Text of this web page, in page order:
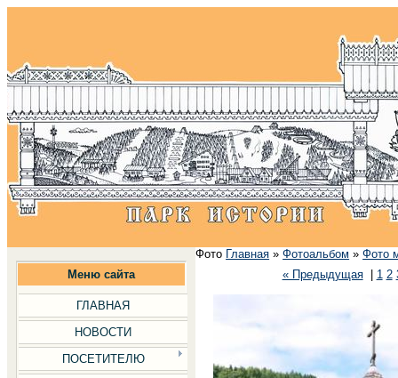
Меню сайта
ГЛАВНАЯ
НОВОСТИ
ПОСЕТИТЕЛЮ
Фото Главная »Фотоальбом »Фото
« Предыдущая| 1 2